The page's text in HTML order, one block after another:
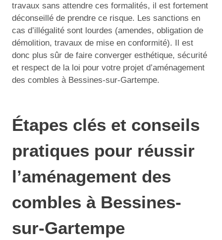
travaux sans attendre ces formalités, il est fortement
déconseillé de prendre ce risque. Les sanctions en
cas d’illégalité sont lourdes (amendes, obligation de
démolition, travaux de mise en conformité). Il est
donc plus sûr de faire converger esthétique, sécurité
et respect de la loi pour votre projet d’aménagement
des combles à Bessines-sur-Gartempe.
Étapes clés et conseils
pratiques pour réussir
l’aménagement des
combles à Bessines-
sur-Gartempe